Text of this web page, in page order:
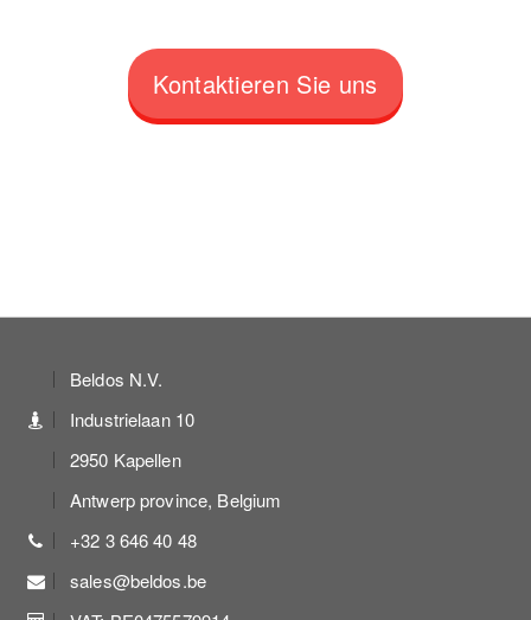
Kontaktieren Sie uns
Beldos N.V.
Industrielaan 10
2950 Kapellen
Antwerp province, Belgium
+32 3 646 40 48
sales@beldos.be